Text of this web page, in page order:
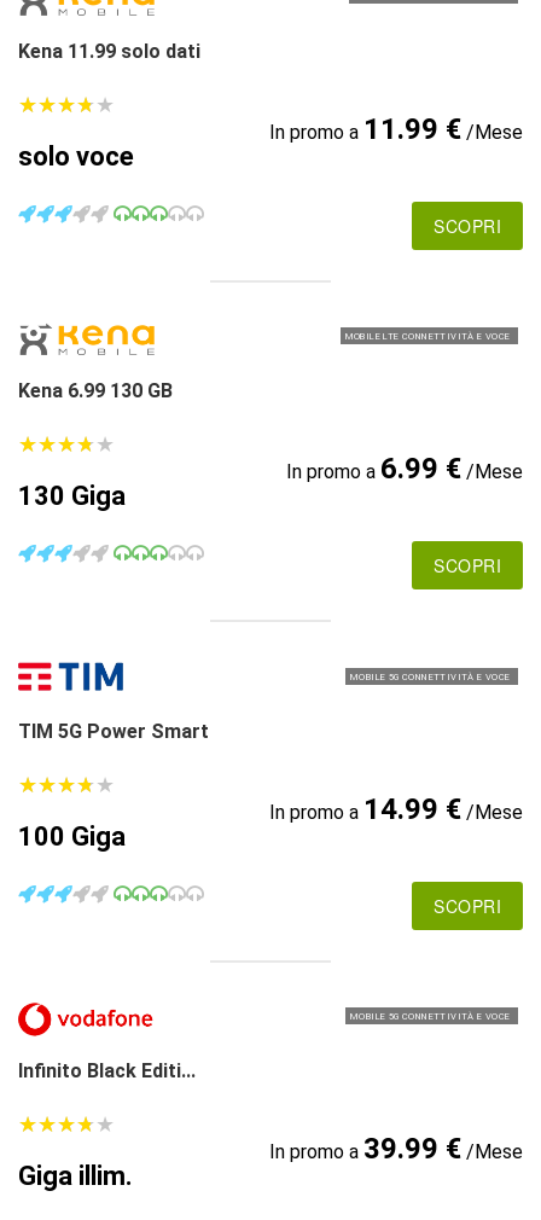
Kena 11.99 solo dati
★★★★★
★★★★★
solo voce
In promo a 11.99 €/Mese
SCOPRI
MOBILE LTE CONNETTIVITÀ E VOCE
Kena 6.99 130 GB
★★★★★
★★★★★
130 Giga
In promo a 6.99 €/Mese
SCOPRI
MOBILE 5G CONNETTIVITÀ E VOCE
TIM 5G Power Smart
★★★★★
★★★★★
100 Giga
In promo a 14.99 €/Mese
SCOPRI
MOBILE 5G CONNETTIVITÀ E VOCE
Infinito Black Editi...
★★★★★
★★★★★
Giga illim.
In promo a 39.99 €/Mese